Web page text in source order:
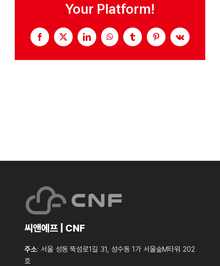
Your Platform!
Facebook
X LinkedInWhatsAppTumblrPinterestVk
씨앤에프 | CNF
주소: 서울 성동 뚝섬로1길 31, 성수동 1가 서울숲M타워 202
호